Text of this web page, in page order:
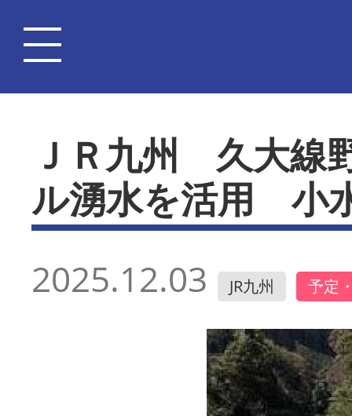
ＪＲ九州 久大
ル湧水を活用 小
2025.12.03 JR九州 予定